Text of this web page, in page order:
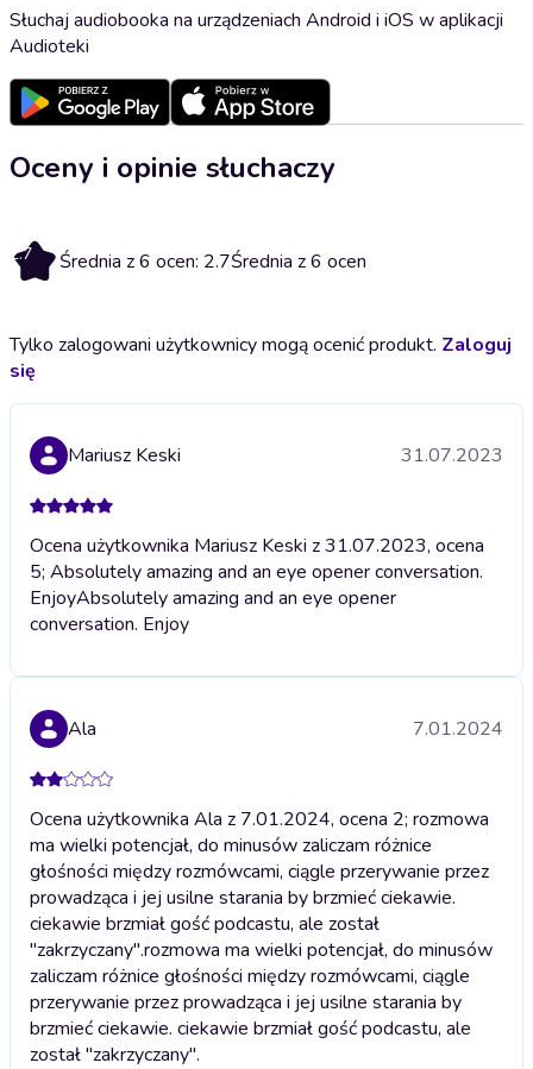
Słuchaj audiobooka na urządzeniach Android i iOS w aplikacji
Audioteki
Oceny i opinie słuchaczy
2.7 Średnia z 6 ocen: 2.7Średnia z 6 ocen
Tylko zalogowani użytkownicy mogą ocenić produkt. Zaloguj
się
Mariusz Keski 31.07.2023
Ocena użytkownika Mariusz Keski z 31.07.2023, ocena
5; Absolutely amazing and an eye opener conversation.
EnjoyAbsolutely amazing and an eye opener
conversation. Enjoy
Ala 7.01.2024
Ocena użytkownika Ala z 7.01.2024, ocena 2; rozmowa
ma wielki potencjał, do minusów zaliczam różnice
głośności między rozmówcami, ciągle przerywanie przez
prowadząca i jej usilne starania by brzmieć ciekawie.
ciekawie brzmiał gość podcastu, ale został
"zakrzyczany".rozmowa ma wielki potencjał, do minusów
zaliczam różnice głośności między rozmówcami, ciągle
przerywanie przez prowadząca i jej usilne starania by
brzmieć ciekawie. ciekawie brzmiał gość podcastu, ale
został "zakrzyczany".